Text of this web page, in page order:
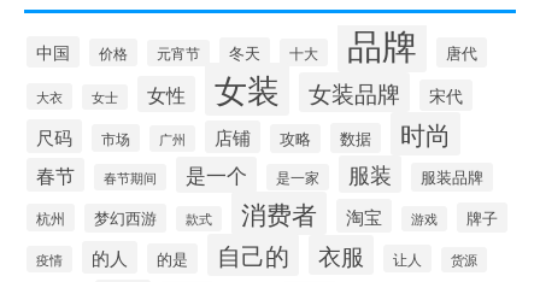
中国 价格 元宵节 冬天 十大 品牌 唐代
大衣 女士 女性 女装 女装品牌 宋代
尺码 市场 广州 店铺 攻略 数据 时尚
春节 春节期间 是一个 是一家 服装 服装品牌
杭州 梦幻西游 款式 消费者 淘宝 游戏 牌子
疫情 的人 的是 自己的 衣服 让人 货源